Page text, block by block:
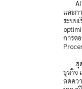
และก
ระบบ
การต
สุ
ธุรกิจ
ลดคว